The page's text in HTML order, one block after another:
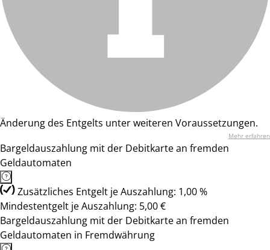
Änderung des Entgelts unter weiteren Voraussetzungen.
Mehr erfahren
Bargeldauszahlung mit der Debitkarte an fremden
Geldautomaten
Zusätzliches Entgelt je Auszahlung: 1,00 %
Mindestentgelt je Auszahlung: 5,00 €
Bargeldauszahlung mit der Debitkarte an fremden
Geldautomaten in Fremdwährung